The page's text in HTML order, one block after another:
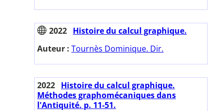
2022 Histoire du calcul graphique.
Auteur : Tournès Dominique. Dir.
2022 Histoire du calcul graphique.
Méthodes graphomécaniques dans
l'Antiquité. p. 11-51.